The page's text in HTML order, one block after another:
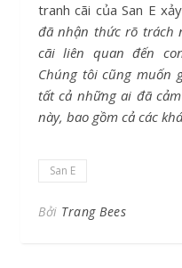
tranh cãi của San E
đã nhận thức rõ trách
cãi liên quan đến
Chúng tôi cũng muốn
tất cả những ai đã
này, bao gồm cả các
San E
Bởi Trang Bees